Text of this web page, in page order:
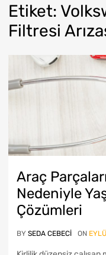
Etiket:
Filtresi
Araç
Nedeniyle
Çözümleri
BY SEDA CEBECI ON